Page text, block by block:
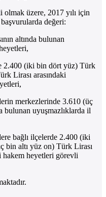
üzere, 2017 yılı için
değeri:
altında bulunan
2.400 (iki bin dört yüz) Türk
Lirası arasındaki
merkezlerinde 3.610 (üç
bulunan uyuşmazlıklarda il
bağlı ilçelerde 2.400 (iki
bin altı yüz on) Türk Lirası
hakem heyetleri görevli